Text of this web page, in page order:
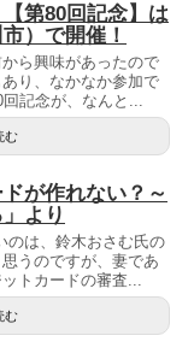
第80回記念】は
）で開催！
ら興味があったので
り、なかなか参加で
記念が、なんと...
む
が作れない？～
より
のは、鈴木おさむ氏の
うのですが、妻であ
トカードの審査...
む